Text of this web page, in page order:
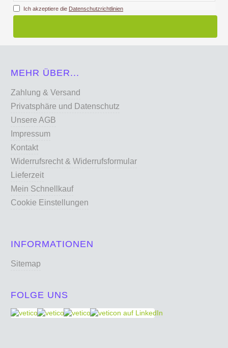
Ich akzeptiere die Datenschutzrichtlinien
MEHR ÜBER...
Zahlung & Versand
Privatsphäre und Datenschutz
Unsere AGB
Impressum
Kontakt
Widerrufsrecht & Widerrufsformular
Lieferzeit
Mein Schnellkauf
Cookie Einstellungen
INFORMATIONEN
Sitemap
FOLGE UNS